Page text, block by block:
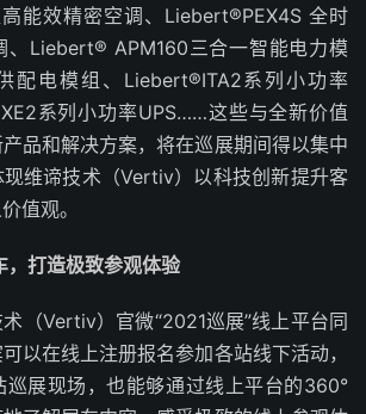
能效精密空调、Liebert®PEX4S 全时
、Liebert® APM160三合一智能电力模
配电模组、Liebert®ITA2系列小功率
系列小功率UPS……这些与全新价值
品和解决方案，将在巡展期间得以集中
维谛技术（Vertiv）以科技创新提升客
值观。
，打造极致参观体验
（Vertiv）官微“2021巡展”线上平台同
以在线上注册报名参加各站线下活动，
巡展现场，也能够通过线上平台的360°